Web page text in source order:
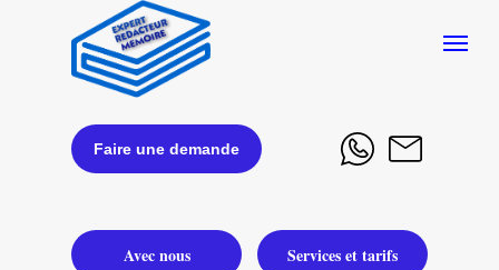
Avec nous Services et tarifs
Faire une demande